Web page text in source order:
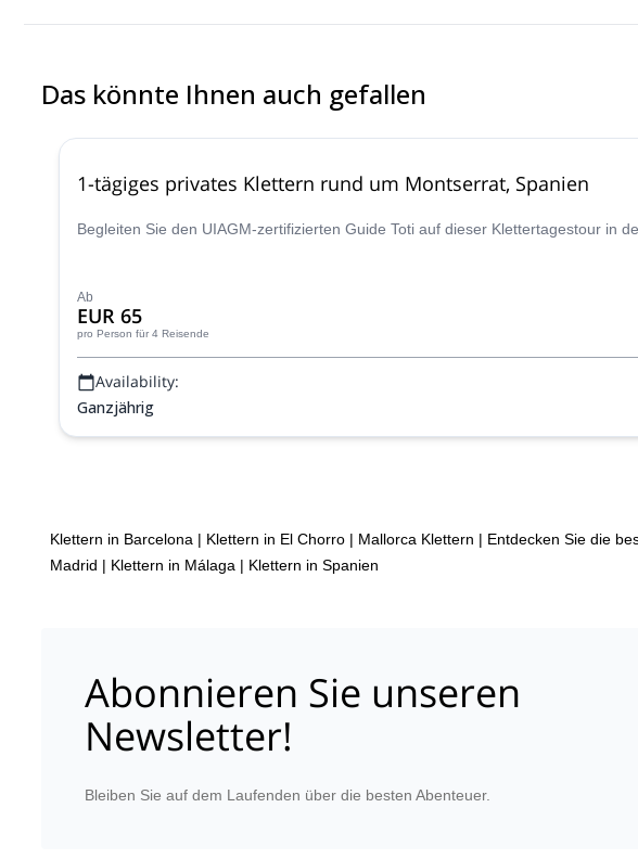
Das könnte Ihnen auch gefallen
1-tägiges privates Klettern rund um Montserrat, Spanien
Begleiten Sie den UIAGM-zertifizierten Guide Toti auf dieser Klettertagestour in
Ab
EUR 65
pro Person für 4 Reisende
Availability:
Ganzjährig
Klettern in Barcelona | Klettern in El Chorro | Mallorca Klettern | Entdecken Sie die
Madrid | Klettern in Málaga | Klettern in Spanien
Abonnieren Sie unseren
Newsletter!
Bleiben Sie auf dem Laufenden über die besten Abenteuer.